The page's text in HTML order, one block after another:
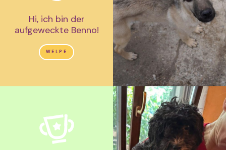
Hi, ich bin der
aufgeweckte Benno!
WELPE